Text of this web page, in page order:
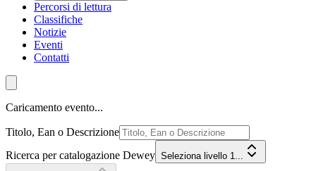
Percorsi di lettura
Classifiche
Notizie
Eventi
Contatti
Caricamento evento...
Titolo, Ean o Descrizione
Ricerca per catalogazione Dewey Seleziona livello 1...